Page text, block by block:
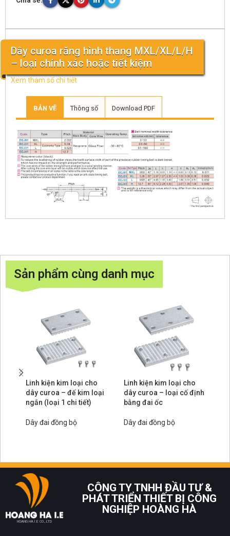
Dây curoa răng hình thang MXL/XL/L/H
– loại chính xác hoặc tiết kiệm
Xem tham số chi tiết
BẢN VẼ Thông số Download PDF
Sản phẩm cùng danh mục
Linh kiện kim loại cho
dây curoa – đế kim loại
ngắn (loại 1 chi tiết)
Dây đai đồng bộ
Linh kiện kim loại cho
dây curoa – loại cố định
bằng đai ốc
Dây đai đồng bộ
HOANG HA I.E CO., LTD
CÔNG TY TNHH ĐẦU TƯ &
PHÁT TRIỂN THIẾT BỊ CÔNG
NGHIỆP HOÀNG HÀ